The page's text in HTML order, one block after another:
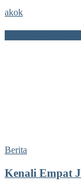
akok
Berita
Kenali Empat